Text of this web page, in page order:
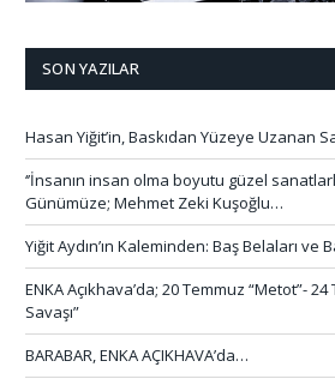
SON YAZILAR
Hasan Yiğit’in, Baskıdan Yüzeye Uzanan
‘’İnsanın insan olma boyutu güzel
Günümüze; Mehmet Zeki Kuşoğlu…
Yiğit Aydın’ın Kaleminden: Baş Belaları ve
ENKA Açıkhava’da; 20 Temmuz “Metot”-
Savaşı”
BARABAR, ENKA AÇIKHAVA’da…